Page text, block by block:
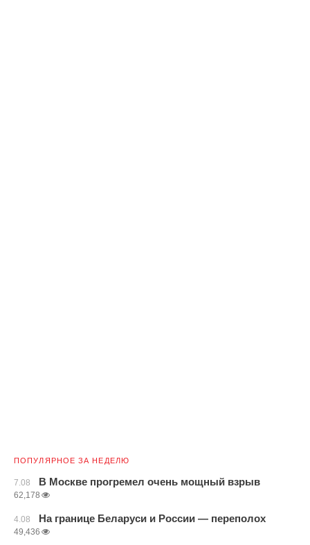
ПОПУЛЯРНОЕ ЗА НЕДЕЛЮ
7.08 В Москве прогремел очень мощный взрыв
62,178
4.08 На границе Беларуси и России — переполох
49,436